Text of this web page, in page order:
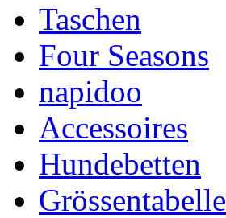
Taschen
Four Seasons
napidoo
Accessoires
Hundebetten
Grössentabelle